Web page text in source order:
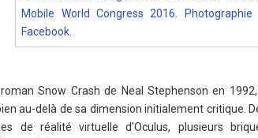
Snow Crash de Neal Stephenson en
au-delà de sa dimension initialement critique.
de réalité virtuelle d'Oculus, plusieurs